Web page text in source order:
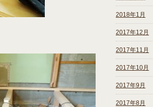
2018年1月
2017年12月
2017年11月
2017年10月
2017年9月
2017年8月